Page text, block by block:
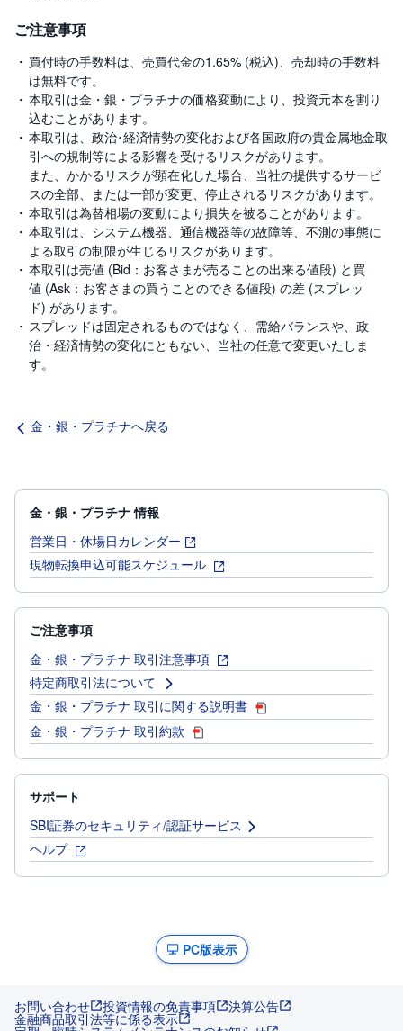
ご注意事項
買付時の手数料は、売買代金の1.65% (税込)、売却時の手数料
は無料です。
本取引は金・銀・プラチナの価格変動により、投資元本を割り
込むことがあります。
本取引は、政治･経済情勢の変化および各国政府の貴金属地金取
引への規制等による影響を受けるリスクがあります。
また、かかるリスクが顕在化した場合、当社の提供するサービ
スの全部、または一部が変更、停止されるリスクがあります。
本取引は為替相場の変動により損失を被ることがあります。
本取引は、システム機器、通信機器等の故障等、不測の事態に
よる取引の制限が生じるリスクがあります。
本取引は売値 (Bid：お客さまが売ることの出来る値段) と買
値 (Ask：お客さまの買うことのできる値段) の差 (スプレッ
ド) があります。
スプレッドは固定されるものではなく、需給バランスや、政
治・経済情勢の変化にともない、当社の任意で変更いたしま
す。
金・銀・プラチナへ戻る
金・銀・プラチナ 情報
営業日・休場日カレンダー
現物転換申込可能スケジュール
ご注意事項
金・銀・プラチナ 取引注意事項
特定商取引法について
金・銀・プラチナ 取引に関する説明書
金・銀・プラチナ 取引約款
サポート
SBI証券のセキュリティ/認証サービス
ヘルプ
PC版表示
お問い合わせ 投資情報の免責事項 決算公告
金融商品取引法等に係る表示